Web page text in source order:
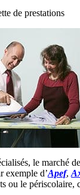
de prestations
le marché
exemple d’Apef,
ou le